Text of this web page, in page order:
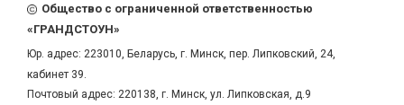
Общество с ограниченной ответственностью
«ГРАНДСТОУН»
Юр. адрес: 223010 Беларусь , г. Минск пер. Липковский, 24,
кабинет 39.
Почтовый адрес: 220138, г. Минск, ул. Липковская, д.9